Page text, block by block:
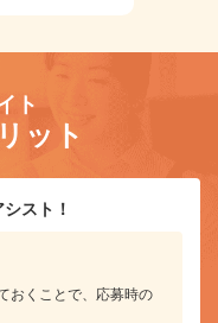
ト
ット
スト！
おくことで、応募時の